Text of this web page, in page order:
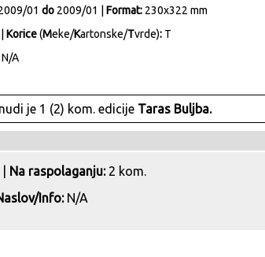
01 do 2009/01 | Format: 230x322 mm
Korice(Meke/Kartonske/Tvrde): T
N/A
je 1 (2) kom. edicije Taras Buljba.
Na raspolaganju:2 kom.
Info:N/A